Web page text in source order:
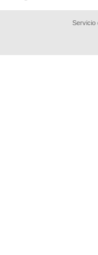
Servicio